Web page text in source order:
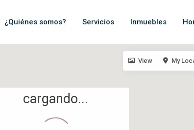
¿Quiénes somos? Servicios Inmuebles
cargando...
View My